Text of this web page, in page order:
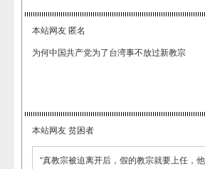
本站网友 匿名
为何中国共产党为了台湾事不放过新教宗
本站网友 贫困者
“真教宗被迫离开后，假的教宗就要上任，